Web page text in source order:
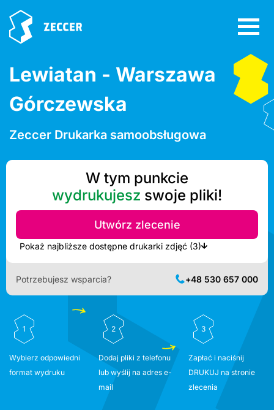
Lewiatan - Warszawa
Górczewska
Zeccer Drukarka samoobsługowa
W tym punkcie
wydrukujesz swoje pliki!
Utwórz zlecenie
Pokaż najbliższe dostępne drukarki zdjęć (3)
Potrzebujesz wsparcia? +48 530 657 000
1
Wybierz odpowiedni
format wydruku
2
Dodaj pliki z telefonu
lub wyślij na adres e-
mail
3
Zapłać i naciśnij
DRUKUJ na stronie
zlecenia